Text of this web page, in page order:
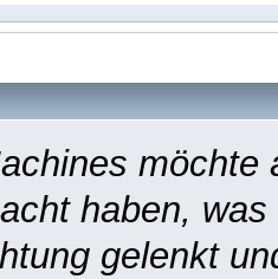
möchte
haben,
gelenkt